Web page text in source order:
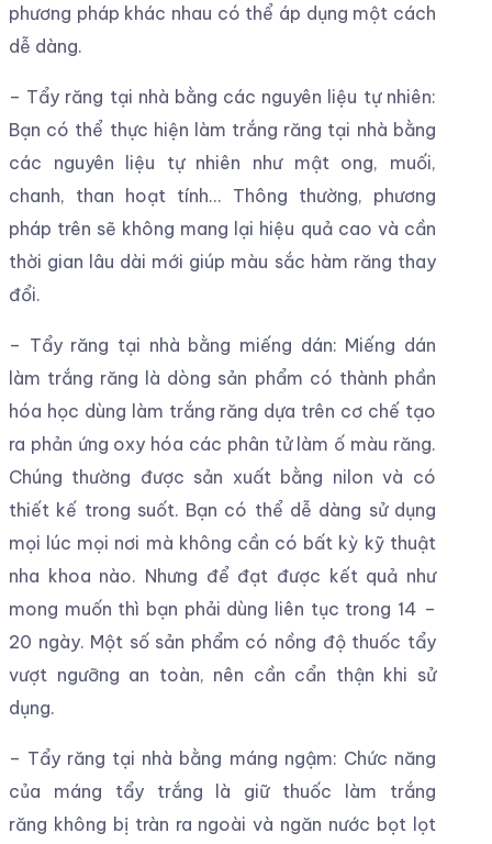
phương pháp khác nhau có thể áp dụng một cách
dễ dàng.
– Tẩy răng tại nhà bằng các nguyên liệu tự nhiên:
Bạn có thể thực hiện làm trắng răng tại nhà bằng
các nguyên liệu tự nhiên như mật ong, muối,
chanh, than hoạt tính… Thông thường, phương
pháp trên sẽ không mang lại hiệu quả cao và cần
thời gian lâu dài mới giúp màu sắc hàm răng thay
đổi.
– Tẩy răng tại nhà bằng miếng dán: Miếng dán
làm trắng răng là dòng sản phẩm có thành phần
hóa học dùng làm trắng răng dựa trên cơ chế tạo
ra phản ứng oxy hóa các phân tử làm ố màu răng.
Chúng thường được sản xuất bằng nilon và có
thiết kế trong suốt. Bạn có thể dễ dàng sử dụng
mọi lúc mọi nơi mà không cần có bất kỳ kỹ thuật
nha khoa nào. Nhưng để đạt được kết quả như
mong muốn thì bạn phải dùng liên tục trong 14 –
20 ngày. Một số sản phẩm có nồng độ thuốc tẩy
vượt ngưỡng an toàn, nên cần cẩn thận khi sử
dụng.
– Tẩy răng tại nhà bằng máng ngậm: Chức năng
của máng tẩy trắng là giữ thuốc làm trắng
răng không bị tràn ra ngoài và ngăn nước bọt lọt